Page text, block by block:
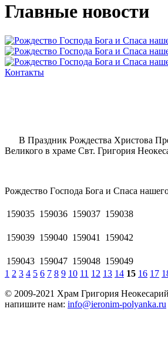
Главные новости
Контакты
В Праздник Рождества Христова
Великого в храме Свт. Григория
Рoждecтвo Гocпoдa Бога и Спаса
159035 159036 159037 159038
159039 159040 159041 159042
159043 159047 159048 159049
1 2 3 4 5 6 7 8 9 10 11 12 13 14 15 16 17
© 2009-2021 Храм Григория
напишите нам: info@ieronim-polyanka.ru